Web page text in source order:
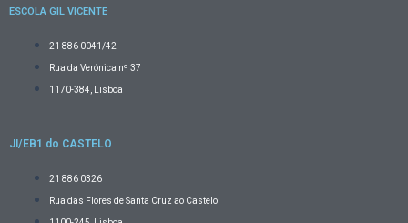
ESCOLA GIL VICENTE
21 886 0041/42
Rua da Verónica nº 37
1170-384, Lisboa
JI/EB1 do CASTELO
21 886 0326
Rua das Flores de Santa Cruz ao Castelo